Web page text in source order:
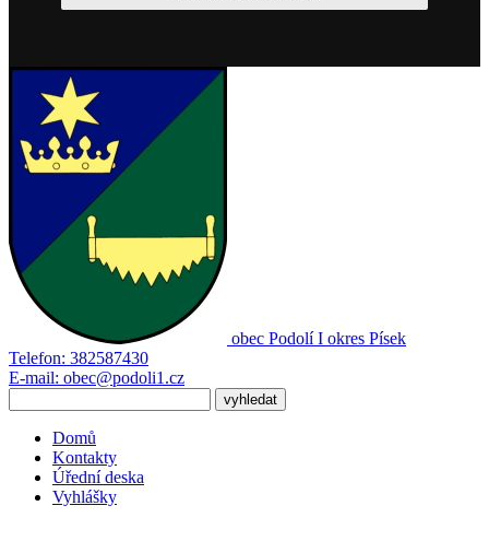
obec Podolí I okres Písek
Telefon: 382587430
E-mail: obec@podoli1.cz
Domů
Kontakty
Úřední deska
Vyhlášky